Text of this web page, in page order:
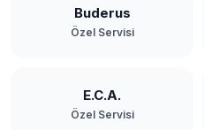
Buderus
Özel Servisi
E.C.A.
Özel Servisi